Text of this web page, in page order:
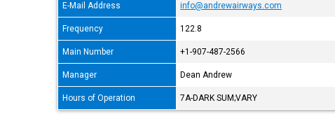
E-Mail Address info@andrewairways.com
Frequency 122.8
Main Number +1-907-487-2566
Manager Dean Andrew
Hours of Operation 7A-DARK SUM;VARY